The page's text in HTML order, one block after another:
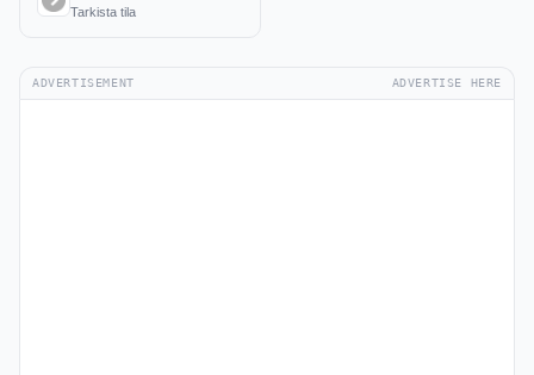
Tarkista tila
ADVERTISEMENT ADVERTISE HERE